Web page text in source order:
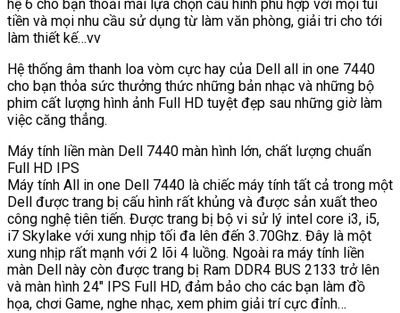
hệ 6 cho bạn thoải mái lựa chọn cấu hình phù hợp với mọi túi
tiền và mọi nhu cầu sử dụng từ làm văn phòng, giải tri cho tới
làm thiết kế…vv
Hệ thống âm thanh loa vòm cực hay của Dell all in one 7440
cho bạn thỏa sức thưởng thức những bản nhạc và những bộ
phim cất lượng hình ảnh Full HD tuyệt đẹp sau những giờ làm
việc căng thẳng.
Máy tính liền màn Dell 7440 màn hình lớn, chất lượng chuẩn
Full HD IPS
Máy tính All in one Dell 7440 là chiếc máy tính tất cả trong một
Dell được trang bị cấu hình rất khủng và được sản xuất theo
công nghệ tiên tiến. Được trang bị bộ vi sử lý intel core i3, i5,
i7 Skylake với xung nhịp tối đa lên đến 3.70Ghz. Đây là một
xung nhịp rất mạnh với 2 lõi 4 luồng. Ngoài ra máy tính liền
màn Dell này còn được trang bị Ram DDR4 BUS 2133 trở lên
và màn hình 24″ IPS Full HD, đảm bảo cho các bạn làm đồ
họa, chơi Game, nghe nhạc, xem phim giải trí cực đỉnh…